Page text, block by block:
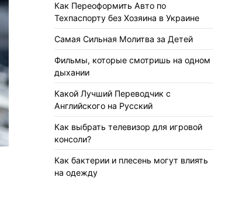
Как Переоформить Авто по
Техпаспорту без Хозяина в Украине
Самая Сильная Молитва за Детей
Фильмы, которые смотришь на одном
дыхании
Какой Лучший Переводчик с
Английского на Русский
Как выбрать телевизор для игровой
консоли?
Как бактерии и плесень могут влиять
на одежду